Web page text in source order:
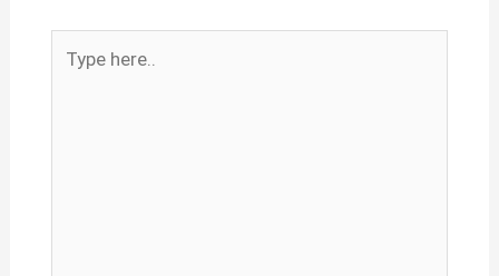
here..